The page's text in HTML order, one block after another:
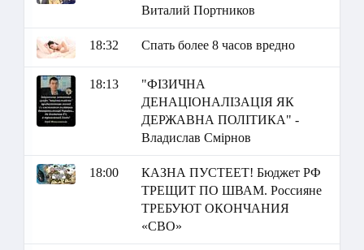
Виталий Портников
18:32 Спать более 8 часов вредно
18:13
"ФІЗИЧНА
ДЕНАЦІОНАЛІЗАЦІЯ ЯК
ДЕРЖАВНА ПОЛІТИКА" -
Владислав Смірнов
18:00
КАЗНА ПУСТЕЕТ! Бюджет РФ
ТРЕЩИТ ПО ШВАМ. Россияне
ТРЕБУЮТ ОКОНЧАНИЯ
«СВО»